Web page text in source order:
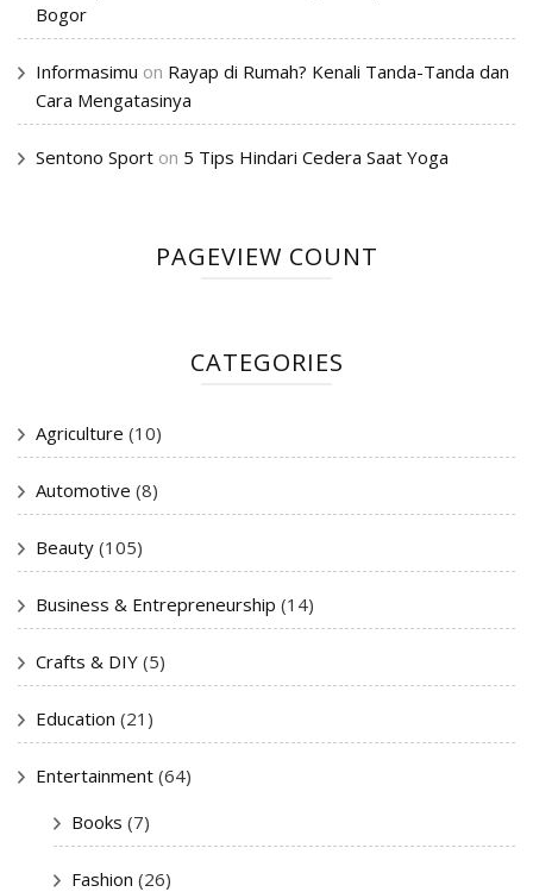
Bogor
Informasimu on Rayap di Rumah? Kenali Tanda-Tanda dan
Cara Mengatasinya
Sentono Sport on 5 Tips Hindari Cedera Saat Yoga
PAGEVIEW COUNT
CATEGORIES
Agriculture (10)
Automotive (8)
Beauty (105)
Business & Entrepreneurship (14)
Crafts & DIY (5)
Education (21)
Entertainment (64)
Books (7)
Fashion (26)